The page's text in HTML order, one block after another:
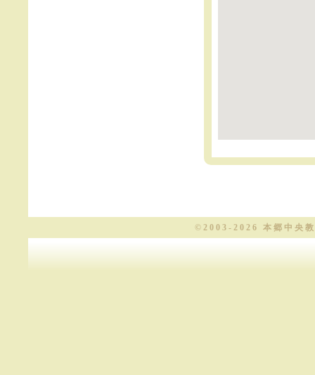
©2003- 2026 本郷中央